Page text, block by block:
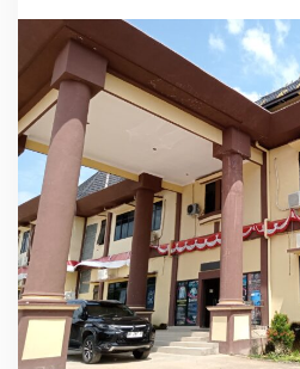
u
A
n
g
g
o
t
a
P
o
l
r
e
s
M